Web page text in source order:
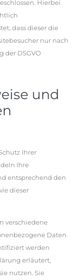
Hierbei
dass dieser die
nur nach
der DSGVO
und
Ihrer
Ihre
entsprechend den
dieser
verschiedene
Daten
werden
erläutert,
nutzen. Sie